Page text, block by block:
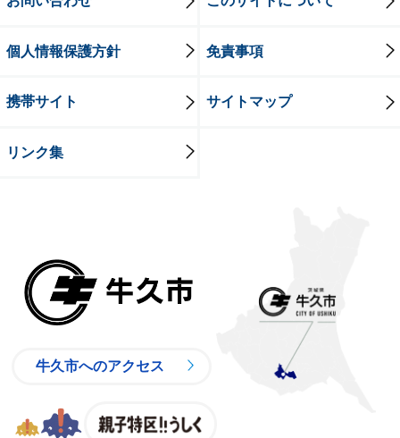
個人情報保護方針 免責事項
携帯サイト サイトマップ
リンク集
牛久市へのアクセス